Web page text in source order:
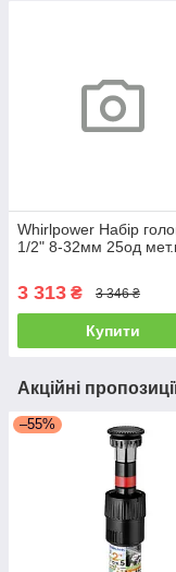
Whirlpower Набір
1/2" 8-32мм 25од
3 313 ₴ 3 346 ₴
Купити
Акційні
–55%